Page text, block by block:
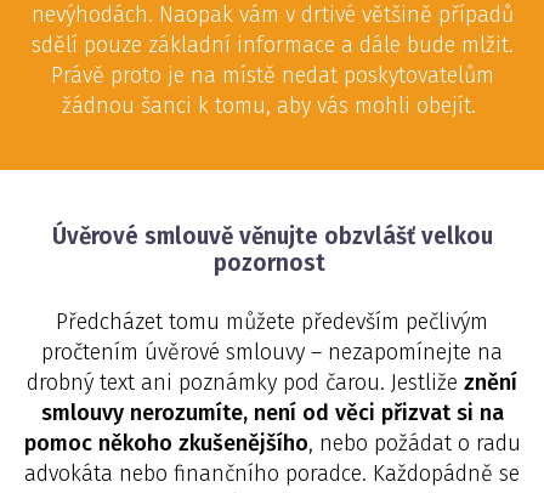
nevýhodách. Naopak vám v drtivé většině případů
sdělí pouze základní informace a dále bude mlžit.
Právě proto je na místě nedat poskytovatelům
žádnou šanci k tomu, aby vás mohli obejít.
Úvěrové smlouvě věnujte obzvlášť velkou
pozornost
Předcházet tomu můžete především pečlivým
pročtením úvěrové smlouvy – nezapomínejte na
drobný text ani poznámky pod čarou. Jestliže znění
smlouvy nerozumíte, není od věci přizvat si na
pomoc někoho zkušenějšího, nebo požádat o radu
advokáta nebo finančního poradce. Každopádně se